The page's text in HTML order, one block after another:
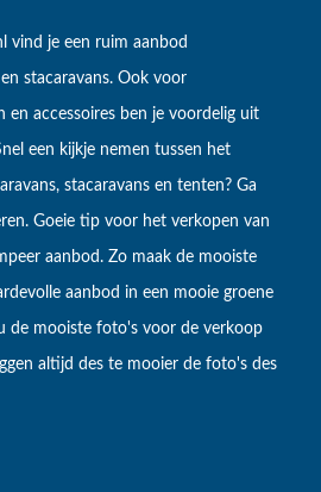
vind je een ruim aanbod
stacaravans. Ook voor
en accessoires ben je voordelig uit
een kijkje nemen tussen het
stacaravans en tenten? Ga
Goeie tip voor het verkopen van
aanbod. Zo maak de mooiste
aanbod in een mooie groene
de mooiste foto's voor de verkoop
altijd des te mooier de foto's des